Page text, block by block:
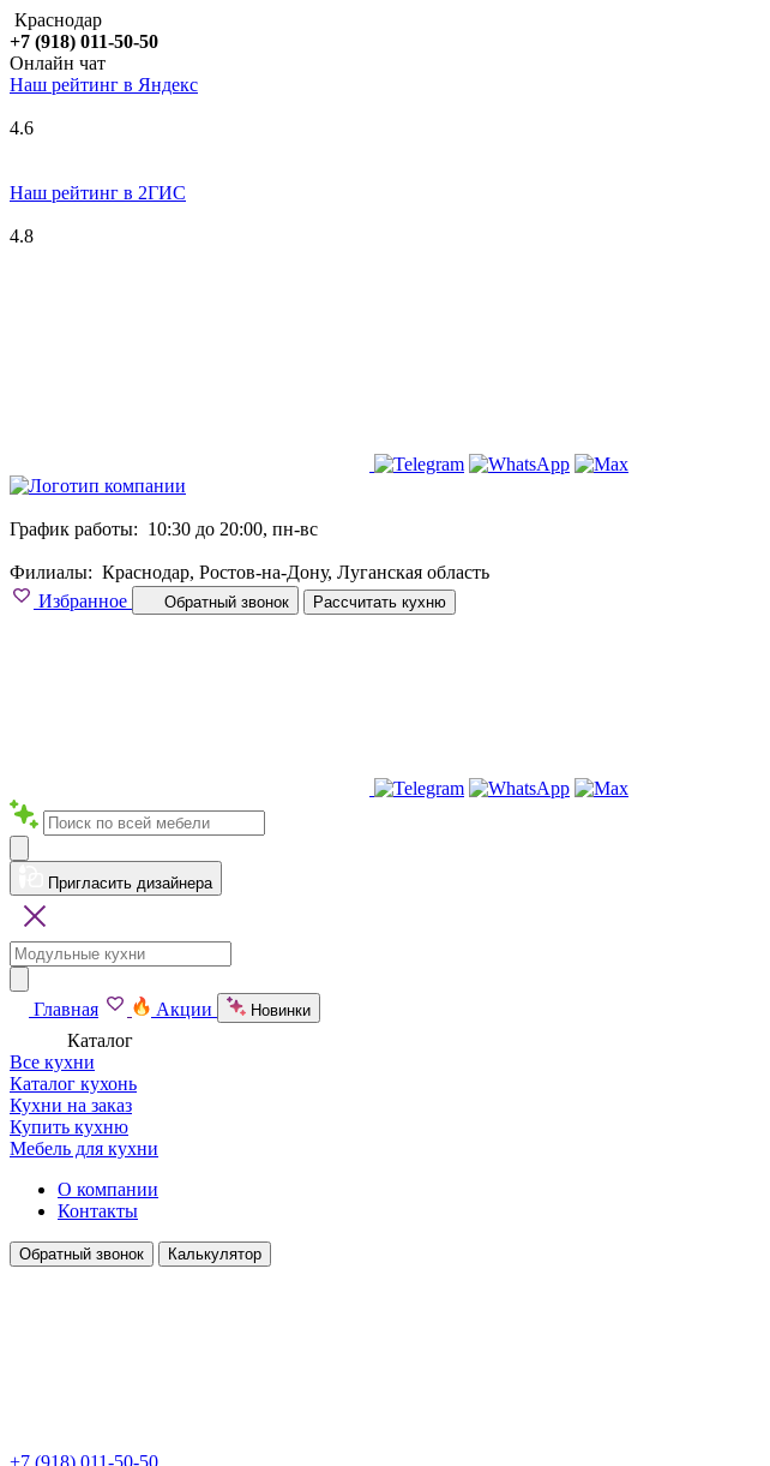
Краснодар
+7 (918) 011-50-50
Онлайн чат
Наш рейтинг в Яндекс
4.6
Наш рейтинг в 2ГИС
4.8
График работы: 10:30 до 20:00, пн-вс
Филиалы: Краснодар, Ростов-на-Дону, Луганская область
Избранное
Обратный звонок Рассчитать кухню
Пригласить дизайнера
Главная Акции Новинки
Каталог
Все кухни
Каталог кухонь
Кухни на заказ
Купить кухню
Мебель для кухни
О компании
Контакты
Обратный звонок Калькулятор
+7 (918) 011-50-50